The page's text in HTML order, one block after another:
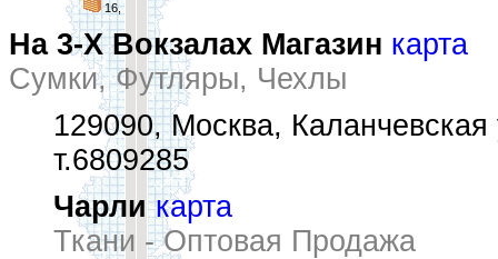
16,
На 3-Х Вокзалах Магазин карта
Сумки, Футляры, Чехлы
129090, Москва, Каланчевская
т.6809285
Чарли карта
Ткани - Оптовая Продажа